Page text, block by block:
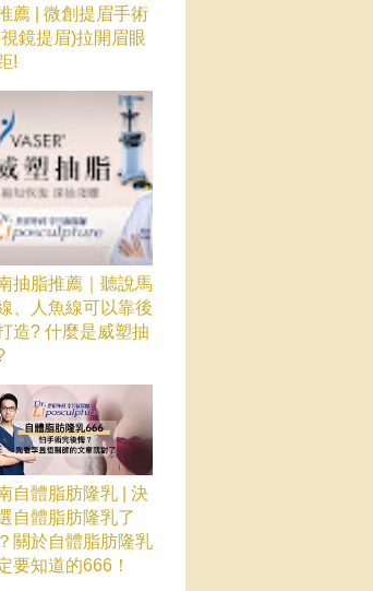
薦 | 微創提眉手術
鏡提眉)拉開眉眼
!
抽脂推薦｜聽說馬
、人魚線可以靠後
造? 什麼是威塑抽
自體脂肪隆乳 | 決
自體脂肪隆乳了
關於自體脂肪隆乳
要知道的666！